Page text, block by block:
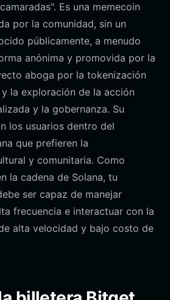
Es una memecoin
por la comunidad, sin un
públicamente, a menudo
anónima y promovida por la
aboga por la tokenización
la exploración de la acción
y la gobernanza. Su
los usuarios dentro del
que prefieren la
y comunitaria. Como
la cadena de Solana, tu
ser capaz de manejar
frecuencia e interactuar con la
alta velocidad y bajo costo de